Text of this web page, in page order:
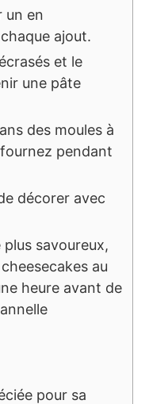
un en
ajout.
et le
une pâte
des moules à
pendant
décorer avec
savoureux,
au
heure avant de
pour sa